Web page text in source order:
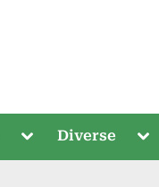
Toggle
menu
Diverse